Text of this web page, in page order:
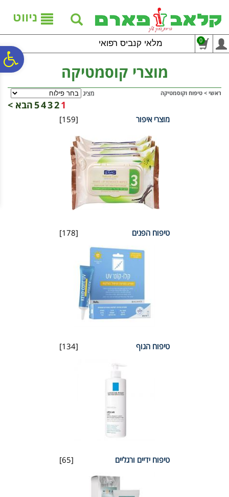
נגישות
אתר
המרכזי
ניווט
מלאי קנביס רפואי 0
מוצרי קוסמטיקה
ראשי > טיפוח וקוסמטיקה מציג
1
2
3
4
5הבא >
[159] מוצרי איפור
[178] טיפוח הפנים
[134] טיפוח הגוף
[65] טיפוח ידיים ורגליים